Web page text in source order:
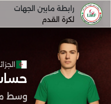
رابطة مابين الجهات
لكرة القدم
وسط